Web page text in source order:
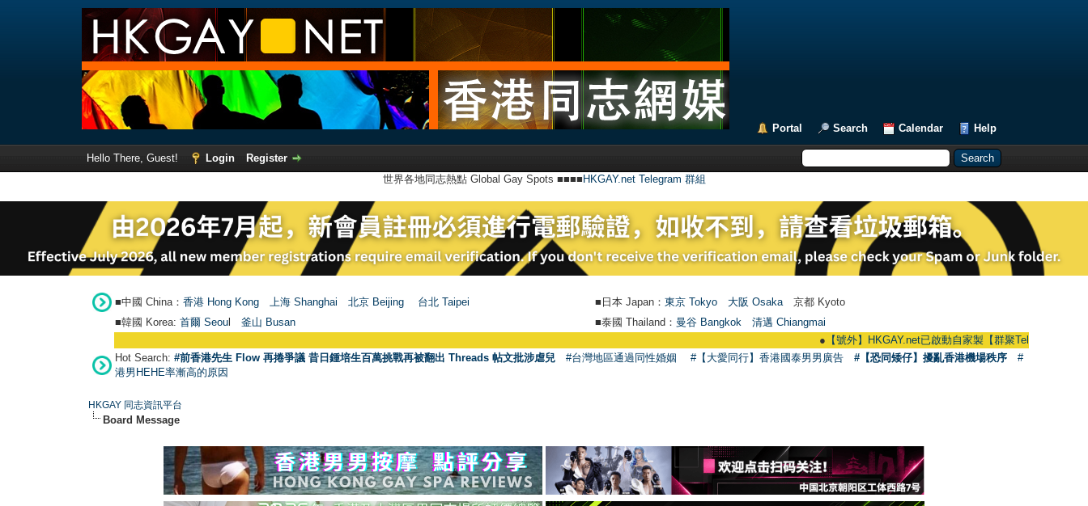
Portal Search Calendar Help
Hello There, Guest! Login
Register
世界各地同志熱點 Global Gay Spots ■■■■ HKGAY.net Telegram 群組
■中國 China： 香港 Hong Kong 上海 Shanghai 北京 Beijing 台北 Taipei ■日本 Japan： 東京 Tokyo 大阪 Osaka 京都 Kyoto
■韓國 Korea: 首爾 Seou 釜山 Busan ■泰國 Thailand： 曼谷 Bangkok
清邁 Chiangmai
【號外】HKGAY.net已啟動自家製【群聚Telegram群組
Hot Search: #前香港先生 Flow 再捲爭議 昔日鍾培生百萬挑戰再被翻出 Threads 帖文批涉虐兒 #台灣地區通過同性婚姻 #【大愛同行】香港國泰男男廣告 #【恐同矮仔】擾亂香港機場秩序
#
港男HEHE率漸高的原因
HKGAY 同志資訊平台
Board Message